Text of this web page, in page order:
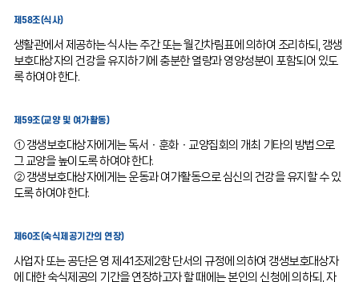
제58조(식사)
생활관에서 제공하는 식사는 주간 또는 월간차림표에 의하여 조리하되, 갱생
보호대상자의 건강을 유지하기에 충분한 열량과 영양성분이 포함되어 있도
록 하여야 한다.
제59조(교양 및 여가활동)
① 갱생보호대상자에게는 독서ㆍ훈화ㆍ교양집회의 개최 기타의 방법으로
그 교양을 높이도록 하여야 한다.
② 갱생보호대상자에게는 운동과 여가활동으로 심신의 건강을 유지할 수 있
도록 하여야 한다.
제60조(숙식제공기간의 연장)
사업자 또는 공단은 영 제41조제2항 단서의 규정에 의하여 갱생보호대상자
에 대한 숙식제공의 기간을 연장하고자 할 때에는 본인의 신청에 의하되, 자